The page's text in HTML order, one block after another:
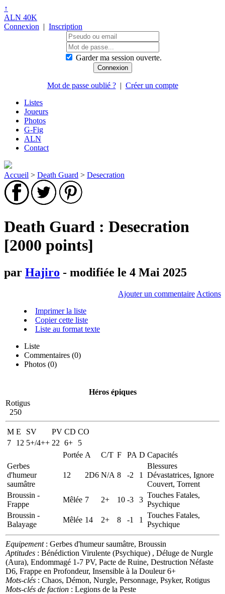
↑
ALN 40K
Connexion | Inscription
Garder ma session ouverte.
Mot de passe oublié ?| Créer un compte
Listes
Joueurs
Photos
G-Fig
ALN
Contact
Accueil > Death Guard > Desecration
Death Guard : Desecration
[2000 points]
par Hajiro - modifiée le 4 Mai 2025
Ajouter un commentaire Actions
Imprimer la liste
Copier cette liste
Liste au format texte
Liste
Commentaires (0)
Photos (0)
Héros épiques
Rotigus
250
M E SV PV CD CO
7
12 5+/4++ 22 6+
5
Portée A C/T F PA D Capacités
Gerbes
d'humeur
saumâtre
12 2D6 N/A 8 -2 1
Blessures
Dévastatrices, Ignore
Couvert, Torrent
Broussin -
Frappe
Mêlée 7 2+ 10 -3 3
Touches Fatales,
Psychique
Broussin -
Balayage
Mêlée 14 2+ 8 -1 1
Touches Fatales,
Psychique
Equipement: Gerbes d'humeur saumâtre, Broussin
Aptitudes : Bénédiction Virulente (Psychique) , Déluge de Nurgle
(Aura), Endommagé 1-7 PV, Pacte de Ruine, Destruction Néfaste
D6, Frappe en Profondeur, Insensible à la Douleur 6+
Mots-clés : Chaos, Démon, Nurgle, Personnage, Psyker, Rotigus
Mots-clés de faction : Legions de la Peste